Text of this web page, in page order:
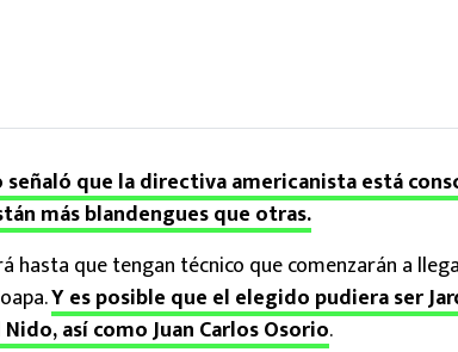
que la directiva americanista está
más blandengues que otras.
hasta que tengan técnico que comenzarán a
Y es posible que el elegido pudiera ser
así como Juan Carlos Osorio.